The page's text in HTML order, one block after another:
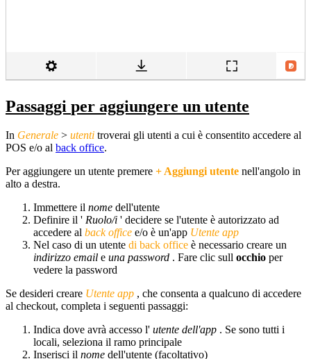
Passaggi per aggiungere un utente
In Generale > utenti troverai gli utenti a cui è consentito accedere al
POS e/o al back office.
Per aggiungere un utente premere + Aggiungi utente nell'angolo in
alto a destra.
Immettere il nome dell'utente
Definire il ' Ruolo/i ' decidere se l'utente è autorizzato ad
accedere al back office e/o è un'app Utente app
Nel caso di un utente di back office è necessario creare un
indirizzo email e una password . Fare clic sull occhio per
vedere la password
Se desideri creare Utente app , che consenta a qualcuno di accedere
al checkout, completa i seguenti passaggi:
Indica dove avrà accesso l' utente dell'app . Se sono tutti i
locali, seleziona il ramo principale
Inserisci il nome dell'utente (facoltativo)